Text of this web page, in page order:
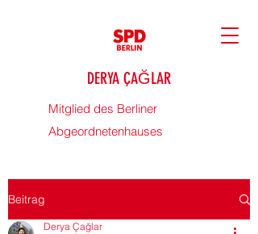
DERYA ÇAĞLAR
Mitglied des Berliner
Abgeordnetenhauses
Beitrag
Derya Çağlar